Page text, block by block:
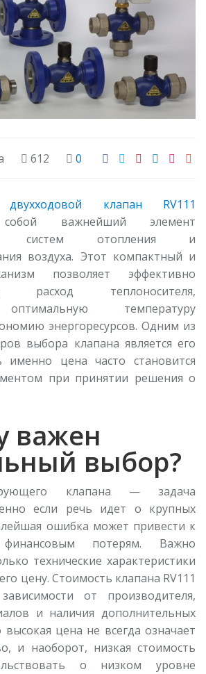
612 0
двухходовой клапан RV111
собой важнейший элемент
систем отопления и
воздуха. Этот компактный и
позволяет эффективно
расход теплоносителя,
температуру
энергоресурсов. Одним из
выбора клапана является его
именно цена часто становится
при принятии решения о
важен
выбор?
клапана — задача
если речь идет о крупных
ошибка может привести к
финансовым потерям. Важно
технические характеристики
цену. Стоимость клапана RV111
от производителя,
и наличия дополнительных
цена не всегда означает
и наоборот, низкая стоимость
о низком уровне